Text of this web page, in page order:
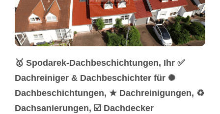
🥇 Spodarek-Dachbeschichtungen, Ihr ✅
Dachreiniger & Dachbeschichter für ✺
Dachbeschichtungen, ★ Dachreinigungen, ♻
Dachsanierungen, ☑️ Dachdecker